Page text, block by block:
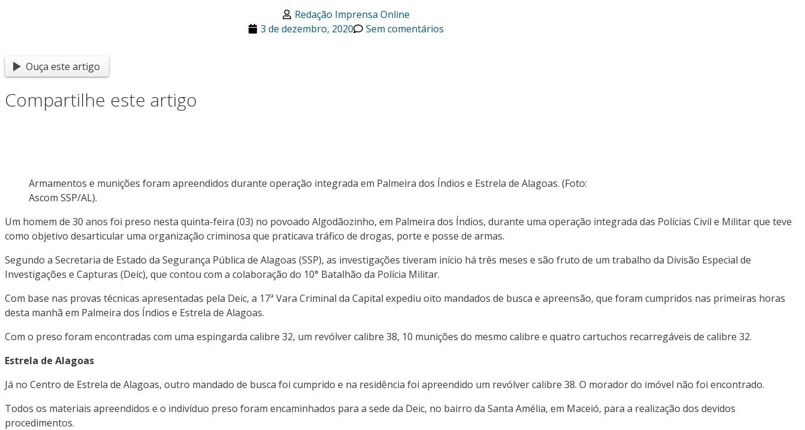
Redação Imprensa Online
3 de dezembro, 2020
Sem comentários
Ouça este artigo
Compartilhe este artigo
Armamentos e munições foram apreendidos durante operação integrada em Palmeira dos Índios e Estrela de Alagoas. (Foto:
Ascom SSP/AL).
Um homem de 30 anos foi preso nesta quinta-feira (03) no povoado Algodãozinho, em Palmeira dos Índios, durante uma operação integrada das Polícias Civil e Militar que teve
como objetivo desarticular uma organização criminosa que praticava tráfico de drogas, porte e posse de armas.
Segundo a Secretaria de Estado da Segurança Pública de Alagoas (SSP), as investigações tiveram início há três meses e são fruto de um trabalho da Divisão Especial de
Investigações e Capturas (Deic), que contou com a colaboração do 10° Batalhão da Polícia Militar.
Com base nas provas técnicas apresentadas pela Deic, a 17ª Vara Criminal da Capital expediu oito mandados de busca e apreensão, que foram cumpridos nas primeiras horas
desta manhã em Palmeira dos Índios e Estrela de Alagoas.
Com o preso foram encontradas com uma espingarda calibre 32, um revólver calibre 38, 10 munições do mesmo calibre e quatro cartuchos recarregáveis de calibre 32.
Estrela de Alagoas
Já no Centro de Estrela de Alagoas, outro mandado de busca foi cumprido e na residência foi apreendido um revólver calibre 38. O morador do imóvel não foi encontrado.
Todos os materiais apreendidos e o indivíduo preso foram encaminhados para a sede da Deic, no bairro da Santa Amélia, em Maceió, para a realização dos devidos
procedimentos.